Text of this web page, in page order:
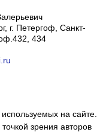
г. Петергоф Санкт-
434
используемых на сайте.
зрения авторов